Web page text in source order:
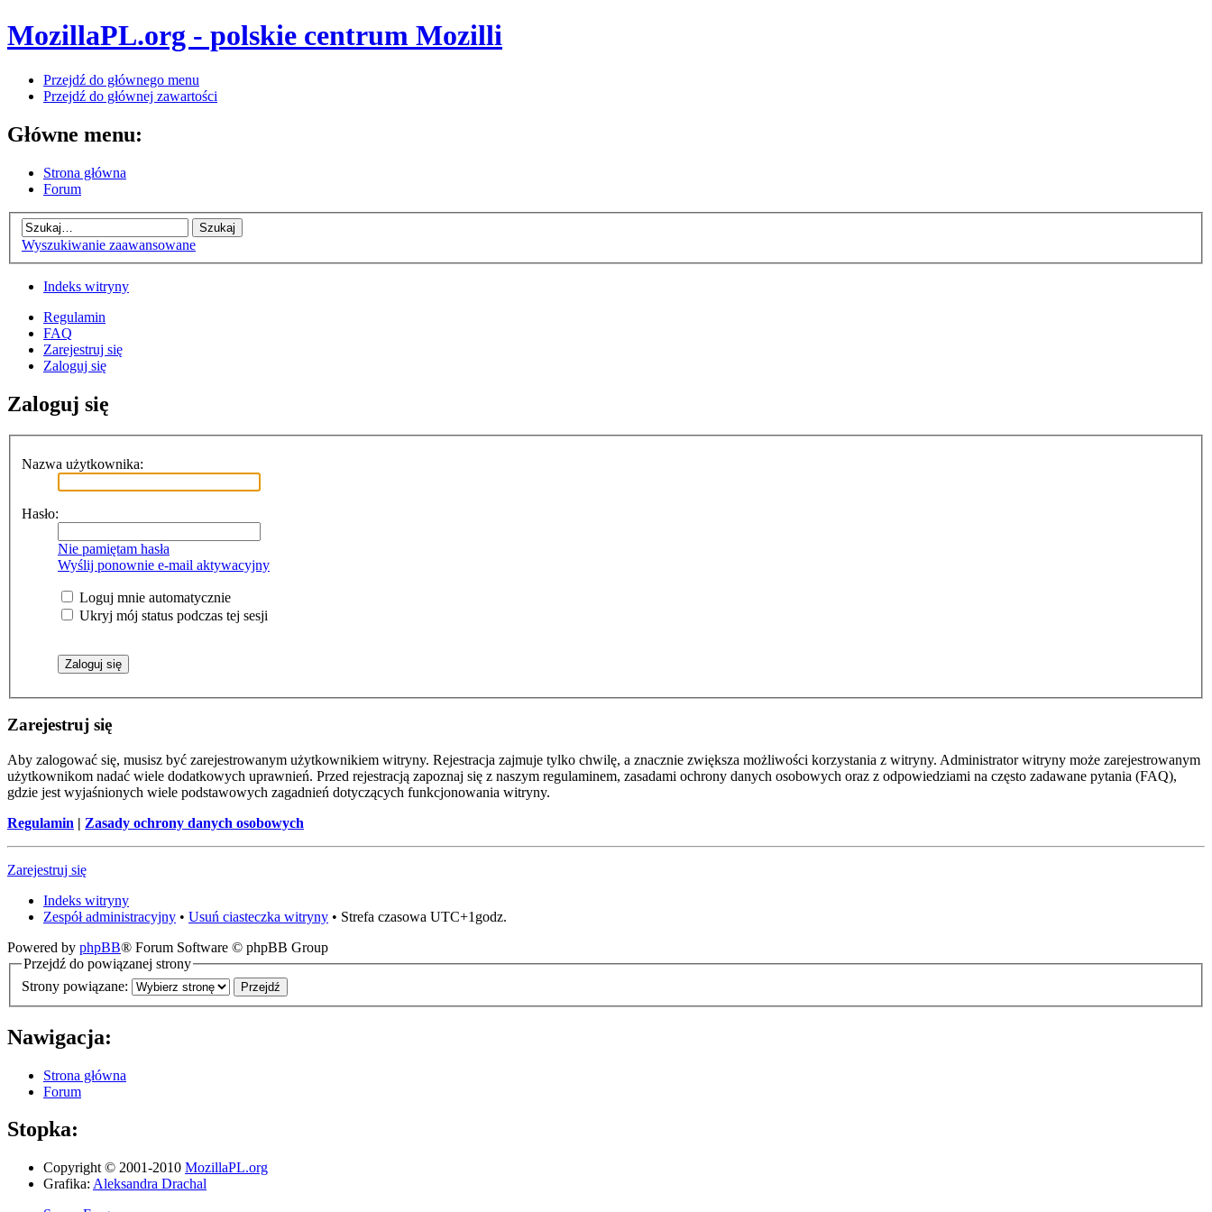
MozillaPL.org - polskie centrum Mozilli
Przejdź do głównego menu
Przejdź do głównej zawartości
Główne menu:
Strona główna
Forum
Wyszukiwanie zaawansowane
Indeks witryny
Regulamin
FAQ
Zarejestruj się
Zaloguj się
Zaloguj się
Nazwa użytkownika:
Hasło:
Nie pamiętam hasła
Wyślij ponownie e-mail aktywacyjny
Loguj mnie automatycznie
Ukryj mój status podczas tej sesji
Zarejestruj się
Aby zalogować się, musisz być zarejestrowanym użytkownikiem witryny. Rejestracja zajmuje tylko chwilę, a znacznie zwiększa możliwości korzystania z witryny. Administrator witryny może zarejestrowanym
użytkownikom nadać wiele dodatkowych uprawnień. Przed rejestracją zapoznaj się z naszym regulaminem, zasadami ochrony danych osobowych oraz z odpowiedziami na często zadawane pytania (FAQ),
gdzie jest wyjaśnionych wiele podstawowych zagadnień dotyczących funkcjonowania witryny.
Regulamin | Zasady ochrony danych osobowych
Zarejestruj się
Indeks witryny
Zespół administracyjny • Usuń ciasteczka witryny • Strefa czasowa UTC+1godz.
Powered by phpBB® Forum Software © phpBB Group
Przejdź do powiązanej strony
Strony powiązane:
Nawigacja:
Strona główna
Forum
Stopka:
Copyright © 2001-2010 MozillaPL.org
Grafika: Aleksandra Drachal